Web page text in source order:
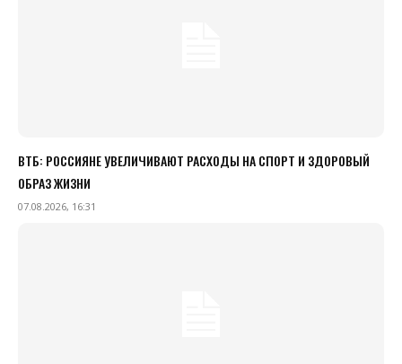
ВТБ: РОССИЯНЕ УВЕЛИЧИВАЮТ РАСХОДЫ НА СПОРТ И ЗДОРОВЫЙ
ОБРАЗ ЖИЗНИ
07.08.2026, 16:31